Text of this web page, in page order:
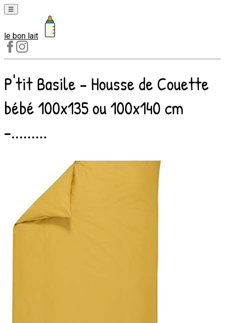
☰
Laits
1er
âge
Laits
2e
âge
de
le bon lait
P'tit Basile - Housse de Couette
bébé 100x135 ou 100x140 cm
-.........